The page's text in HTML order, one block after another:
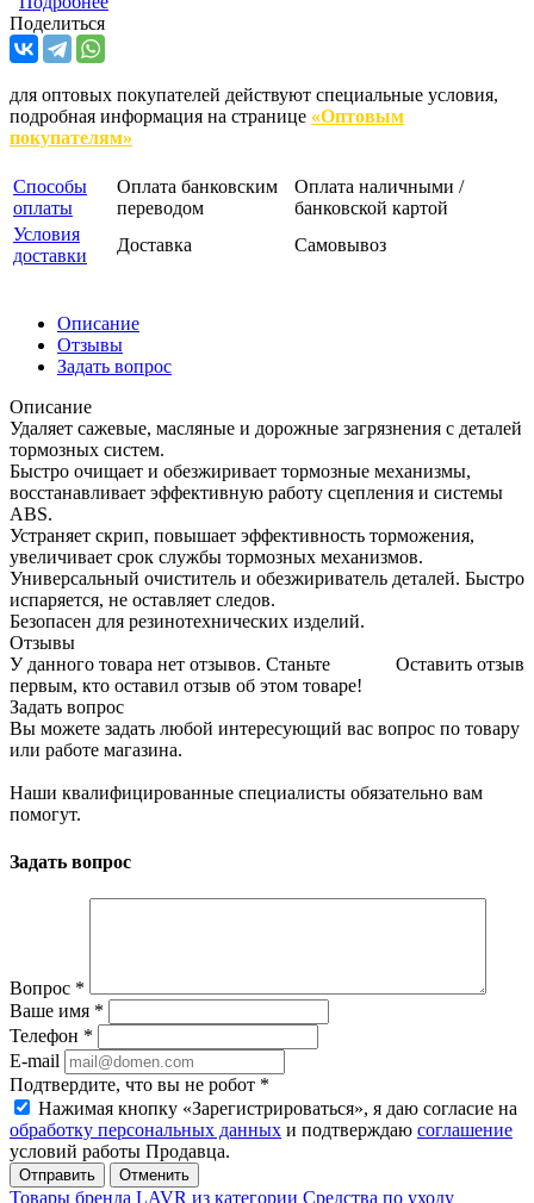
Поделиться
для оптовых покупателей действуют специальные условия,
подробная информация на странице «Оптовым
покупателям»
Способы
оплаты
Оплата банковским
переводом
Оплата наличными /
банковской картой
Условия
доставки
Доставка Самовывоз
Описание
Отзывы
Задать вопрос
Описание
Удаляет сажевые, масляные и дорожные загрязнения с деталей
тормозных систем.
Быстро очищает и обезжиривает тормозные механизмы,
восстанавливает эффективную работу сцепления и системы
ABS.
Устраняет скрип, повышает эффективность торможения,
увеличивает срок службы тормозных механизмов.
Универсальный очиститель и обезжириватель деталей. Быстро
испаряется, не оставляет следов.
Безопасен для резинотехнических изделий.
Отзывы
Оставить отзыв
У данного товара нет отзывов. Станьте
первым, кто оставил отзыв об этом товаре!
Задать вопрос
Вы можете задать любой интересующий вас вопрос по товару
или работе магазина.
Наши квалифицированные специалисты обязательно вам
помогут.
Задать вопрос
Вопрос *
Ваше имя *
Телефон *
E-mail
Подтвердите, что вы не робот *
Нажимая кнопку «Зарегистрироваться», я даю согласие на
обработку персональных данных и подтверждаю соглашение
условий работы Продавца.
Отменить
Товары бренда LAVR из категории Средства по уходу